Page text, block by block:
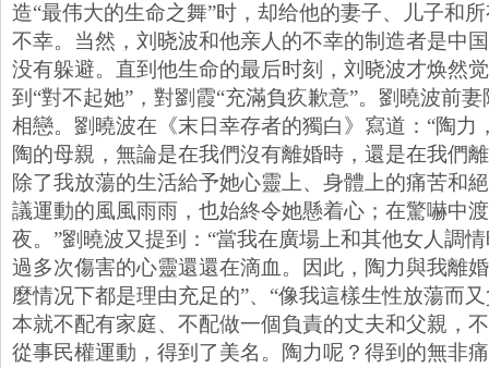
造“最伟大的生命之舞”时，却给他的妻子、儿子和
不幸。当然，刘晓波和他亲人的不幸的制造者是中
没有躲避。直到他生命的最后时刻，刘晓波才焕然
到“對不起她”，對劉霞“充滿負疚歉意”。劉曉波前
相戀。劉曉波在《末日幸存者的獨白》寫道：“陶力
陶的母親，無論是在我們沒有離婚時，還是在我們
除了我放蕩的生活給予她心靈上、身體上的痛苦和
議運動的風風雨雨，也始終令她懸着心；在驚嚇中
夜。”劉曉波又提到：“當我在廣場上和其他女人調
過多次傷害的心靈還還在滴血。因此，陶力與我離
麼情况下都是理由充足的”、“像我這樣生性放蕩而
本就不配有家庭、不配做一個負責的丈夫和父親，
從事民權運動，得到了美名。陶力呢？得到的無非